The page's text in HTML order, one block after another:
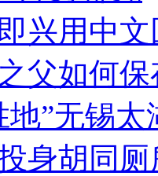
兴用中
父如何
地”无锡
身胡同